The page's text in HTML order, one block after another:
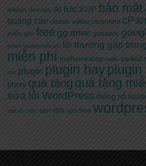
addon domain AI BACKUP bảo mật
quảng cáo classic editor comment
miễn phí free gg drive godaddy
sheet hosting miễn phí lỗi thường gặp
miễn phí mythemeshop netflix parked
php plugin plugin hay
proxy quà tặng quà tặng
sửa lỗi WordPress thông số
trial tên miền vpn vps vps free